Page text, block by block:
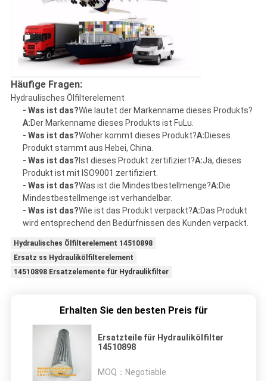
Häufige Fragen:
Hydraulisches Ölfilterelement
- Was ist das?Wie lautet der Markenname dieses Produkts?
A:Der Markenname dieses Produkts ist FuLu.
- Was ist das?Woher kommt dieses Produkt?A:Dieses
Produkt stammt aus Hebei, China.
- Was ist das? Ist dieses Produkt zertifiziert?A:Ja, dieses
Produkt ist mit ISO9001 zertifiziert.
- Was ist das?Was ist die Mindestbestellmenge?A:Die
Mindestbestellmenge ist verhandelbar.
- Was ist das?Wie ist das Produkt verpackt?A:Das Produkt
wird entsprechend den Bedürfnissen des Kunden verpackt.
Hydraulisches Ölfilterelement 14510898
Ersatz ss Hydraulikölfilterelement
14510898 Ersatzelemente für Hydraulikfilter
Erhalten Sie den besten Preis für
Ersatzteile für Hydraulikölfilter
14510898
MOQ： Negotiable